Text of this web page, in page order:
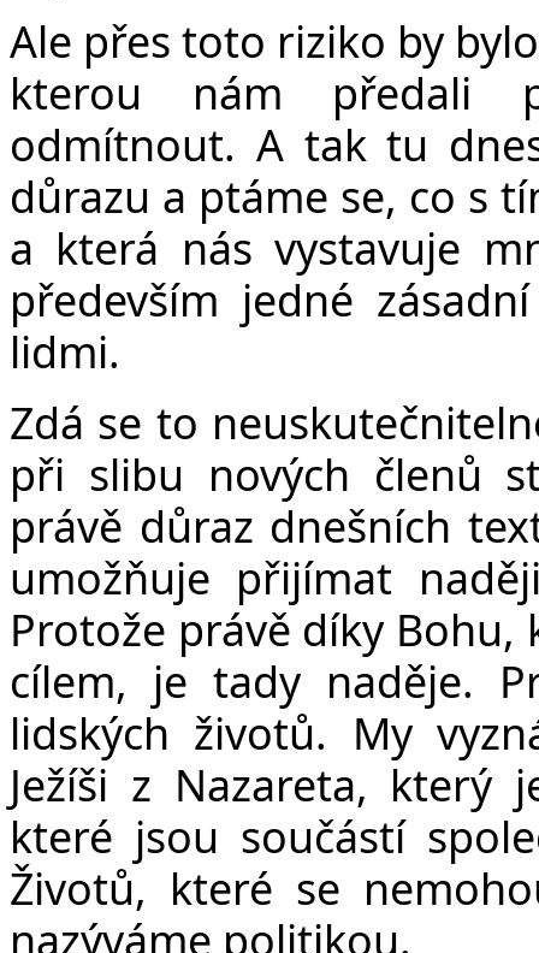
Ale přes toto riziko by
kterou nám předali
odmítnout. A tak tu
důrazu a ptáme se, co s
a která nás vystavuje
především jedné
lidmi.
Zdá se to
při slibu nových členů
právě důraz dnešních
umožňuje přijímat
Protože právě díky
cílem, je tady naděje.
lidských životů. My
Ježíši z Nazareta, který
které jsou součástí
Životů, které se
nazýváme politikou.